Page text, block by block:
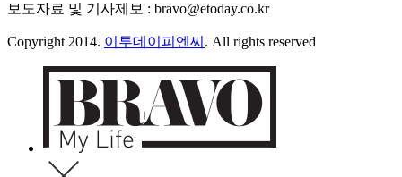
보도자료 및 기사제보 : bravo@etoday.co.kr
Copyright 2014. 이투데이피엔씨 . All rights reserved